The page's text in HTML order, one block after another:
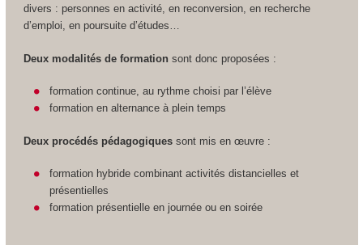
divers : personnes en activité, en reconversion, en recherche
d’emploi, en poursuite d’études…
Deux modalités de formation sont donc proposées :
formation continue, au rythme choisi par l’élève
formation en alternance à plein temps
Deux procédés pédagogiquessont mis en œuvre :
formation hybride combinant activités distancielles et
présentielles
formation présentielle en journée ou en soirée